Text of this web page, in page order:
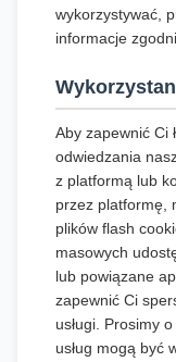
wykorzystywać,
informacje
Aby zapewnić Ci
odwiedzania
z platformą lub
przez platformę,
plików flash
masowych
lub powiązane
zapewnić Ci
usługi. Prosimy
usług mogą być